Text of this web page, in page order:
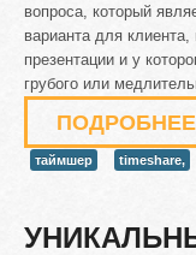
вопроса, который
варианта для
презентации и у
грубого или
ПОДРОБНЕЕ
таймшер timeshare,